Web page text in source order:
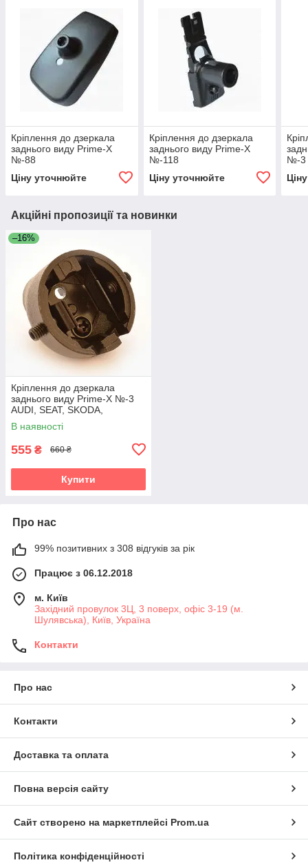
Кріплення до дзеркала
заднього виду Prime-X
№-88
Ціну уточнюйте
Кріплення до дзеркала
заднього виду Prime-X
№-118
Ціну уточнюйте
№-3
Акційні пропозиції та новинки
–16%
Кріплення до дзеркала
заднього виду Prime-X №-3
AUDI, SEAT, SKODA,
VOLKSWAGEN
В наявності
555 ₴ 660 ₴
Купити
Про нас
99% позитивних з 308 відгуків за рік
Працює з 06.12.2018
м. Київ
Західний провулок 3Ц, 3 поверх, офіс 3-19 (м.
Шулявська), Київ, Україна
Контакти
Про нас
Контакти
Доставка та оплата
Повна версія сайту
Сайт створено на маркетплейсі Prom.ua
Політика конфіденційності